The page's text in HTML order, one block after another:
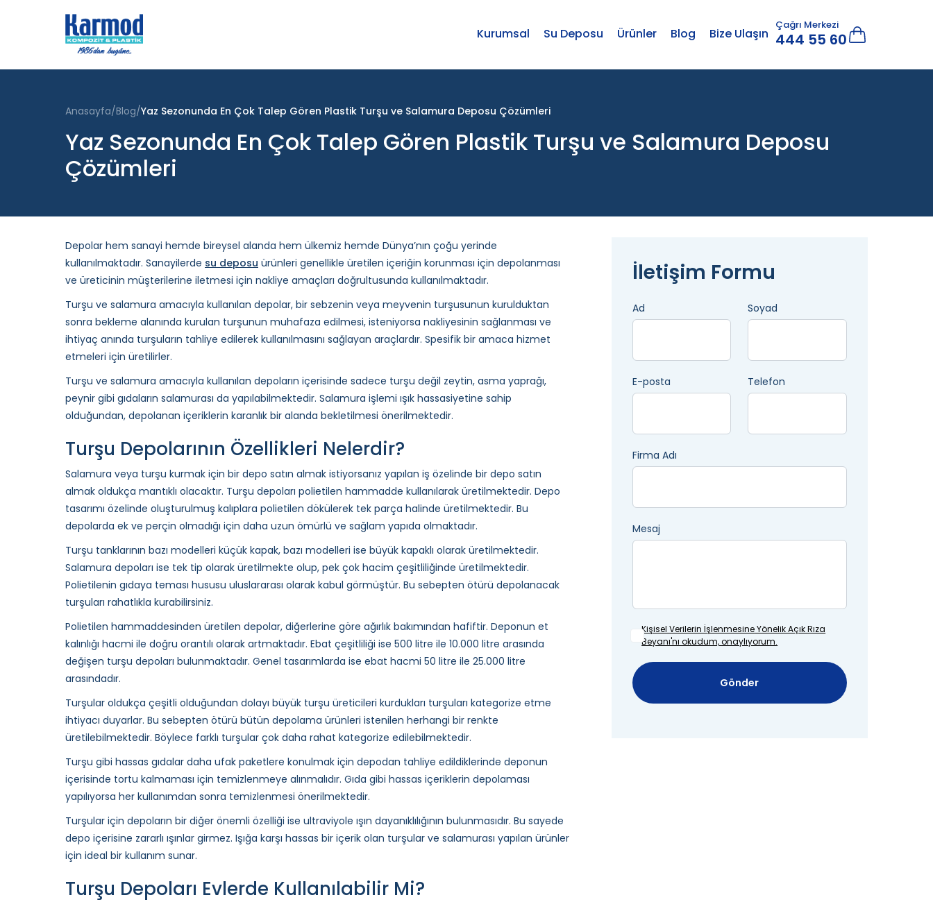
Kurumsal Su Deposu Ürünler Blog Bize Ulaşın
Çağrı Merkezi
444 55 60
Anasayfa Blog Yaz Sezonunda En Çok Talep Gören Plastik Turşu ve Salamura Deposu Çözümleri
Yaz Sezonunda En Çok Talep Gören Plastik Turşu ve Salamura Deposu
Çözümleri
Depolar hem sanayi hemde bireysel alanda hem ülkemiz hemde Dünya’nın çoğu yerinde
kullanılmaktadır. Sanayilerde su deposu ürünleri genellikle üretilen içeriğin korunması için depolanması
ve üreticinin müşterilerine iletmesi için nakliye amaçları doğrultusunda kullanılmaktadır.
Turşu ve salamura amacıyla kullanılan depolar, bir sebzenin veya meyvenin turşusunun kurulduktan
sonra bekleme alanında kurulan turşunun muhafaza edilmesi, isteniyorsa nakliyesinin sağlanması ve
ihtiyaç anında turşuların tahliye edilerek kullanılmasını sağlayan araçlardır. Spesifik bir amaca hizmet
etmeleri için üretilirler.
Turşu ve salamura amacıyla kullanılan depoların içerisinde sadece turşu değil zeytin, asma yaprağı,
peynir gibi gıdaların salamurası da yapılabilmektedir. Salamura işlemi ışık hassasiyetine sahip
olduğundan, depolanan içeriklerin karanlık bir alanda bekletilmesi önerilmektedir.
Turşu Depolarının Özellikleri Nelerdir?
Salamura veya turşu kurmak için bir depo satın almak istiyorsanız yapılan iş özelinde bir depo satın
almak oldukça mantıklı olacaktır. Turşu depoları polietilen hammadde kullanılarak üretilmektedir. Depo
tasarımı özelinde oluşturulmuş kalıplara polietilen dökülerek tek parça halinde üretilmektedir. Bu
depolarda ek ve perçin olmadığı için daha uzun ömürlü ve sağlam yapıda olmaktadır.
Turşu tanklarının bazı modelleri küçük kapak, bazı modelleri ise büyük kapaklı olarak üretilmektedir.
Salamura depoları ise tek tip olarak üretilmekte olup, pek çok hacim çeşitliliğinde üretilmektedir.
Polietilenin gıdaya teması hususu uluslararası olarak kabul görmüştür. Bu sebepten ötürü depolanacak
turşuları rahatlıkla kurabilirsiniz.
Polietilen hammaddesinden üretilen depolar, diğerlerine göre ağırlık bakımından hafiftir. Deponun et
kalınlığı hacmi ile doğru orantılı olarak artmaktadır. Ebat çeşitliliği ise 500 litre ile 10.000 litre arasında
değişen turşu depoları bulunmaktadır. Genel tasarımlarda ise ebat hacmi 50 litre ile 25.000 litre
arasındadır.
Turşular oldukça çeşitli olduğundan dolayı büyük turşu üreticileri kurdukları turşuları kategorize etme
ihtiyacı duyarlar. Bu sebepten ötürü bütün depolama ürünleri istenilen herhangi bir renkte
üretilebilmektedir. Böylece farklı turşular çok daha rahat kategorize edilebilmektedir.
Turşu gibi hassas gıdalar daha ufak paketlere konulmak için depodan tahliye edildiklerinde deponun
içerisinde tortu kalmaması için temizlenmeye alınmalıdır. Gıda gibi hassas içeriklerin depolaması
yapılıyorsa her kullanımdan sonra temizlenmesi önerilmektedir.
Turşular için depoların bir diğer önemli özelliği ise ultraviyole ışın dayanıklılığının bulunmasıdır. Bu sayede
depo içerisine zararlı ışınlar girmez. Işığa karşı hassas bir içerik olan turşular ve salamurası yapılan ürünler
için ideal bir kullanım sunar.
Turşu Depoları Evlerde Kullanılabilir Mi?
İletişim Formu
Ad Soyad
E-posta Telefon
Firma Adı
Mesaj
Kişisel Verilerin İşlenmesineYönelik Açık Rıza
Beyanı'nı okudum, onaylıyorum.
Gönder